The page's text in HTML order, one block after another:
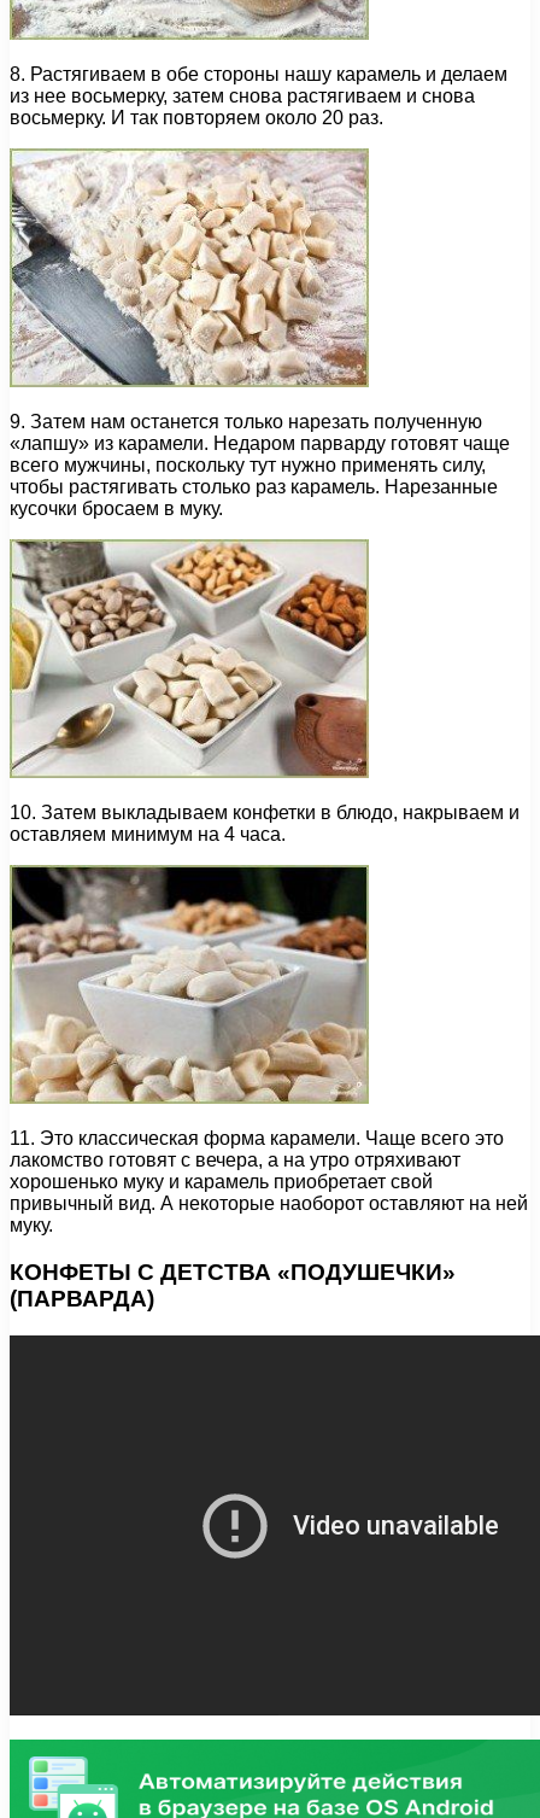
8. Растягиваем в обе стороны нашу карамель и делаем
из нее восьмерку, затем снова растягиваем и снова
восьмерку. И так повторяем около 20 раз.
9. Затем нам останется только нарезать полученную
«лапшу» из карамели. Недаром парварду готовят чаще
всего мужчины, поскольку тут нужно применять силу,
чтобы растягивать столько раз карамель. Нарезанные
кусочки бросаем в муку.
10. Затем выкладываем конфетки в блюдо, накрываем и
оставляем минимум на 4 часа.
11. Это классическая форма карамели. Чаще всего это
лакомство готовят с вечера, а на утро отряхивают
хорошенько муку и карамель приобретает свой
привычный вид. А некоторые наоборот оставляют на ней
муку.
КОНФЕТЫ С ДЕТСТВА «ПОДУШЕЧКИ»
(ПАРВАРДА)